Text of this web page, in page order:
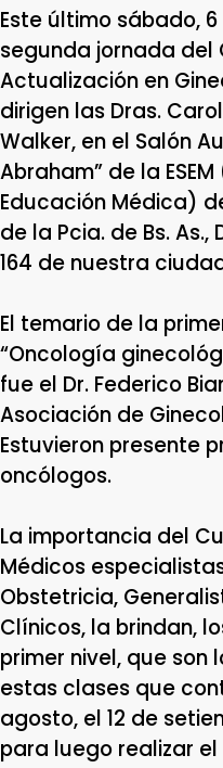
Este último sábado,
segunda jornada del
Actualización en
dirigen las Dras.
Walker, en el Salón
Abraham” de la
Educación Médica)
de la Pcia. de Bs.
164 de nuestra
El temario de la
“Oncología
fue el Dr. Federico
Asociación de
Estuvieron presente
oncólogos.
La importancia del
Médicos
Obstetricia,
Clínicos, la brindan,
primer nivel, que son
estas clases que
agosto, el 12 de
para luego realizar el